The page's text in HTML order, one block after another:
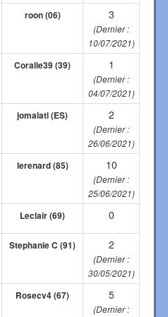
roon (06) 3
(Dernier :
10/07/2021)
Coralie39 (39) 1
(Dernier :
04/07/2021)
jomalati (ES) 2
(Dernier :
26/06/2021)
lerenard (85) 10
(Dernier :
25/06/2021)
Leclair (69) 0
Stephanie C (91) 2
(Dernier :
30/05/2021)
Rosecv4 (67) 5
(Dernier :